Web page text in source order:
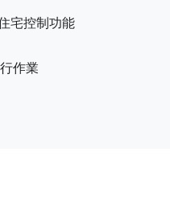
宅控制功能
作業